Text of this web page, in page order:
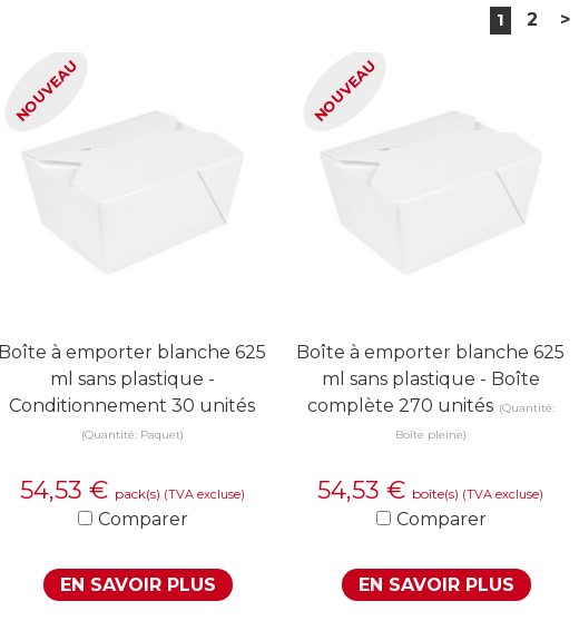
1 2 >
NOUVEAU
Boîte à emporter blanche 625
ml sans plastique -
Conditionnement 30 unités
(Quantité: Paquet)
54,53 € pack(s) (TVA excluse)
Comparer
EN SAVOIR PLUS
NOUVEAU
Boîte à emporter blanche 625
ml sans plastique - Boîte
complète 270 unités (Quantité:
Boîte pleine)
54,53 € boîte(s) (TVA excluse)
Comparer
EN SAVOIR PLUS